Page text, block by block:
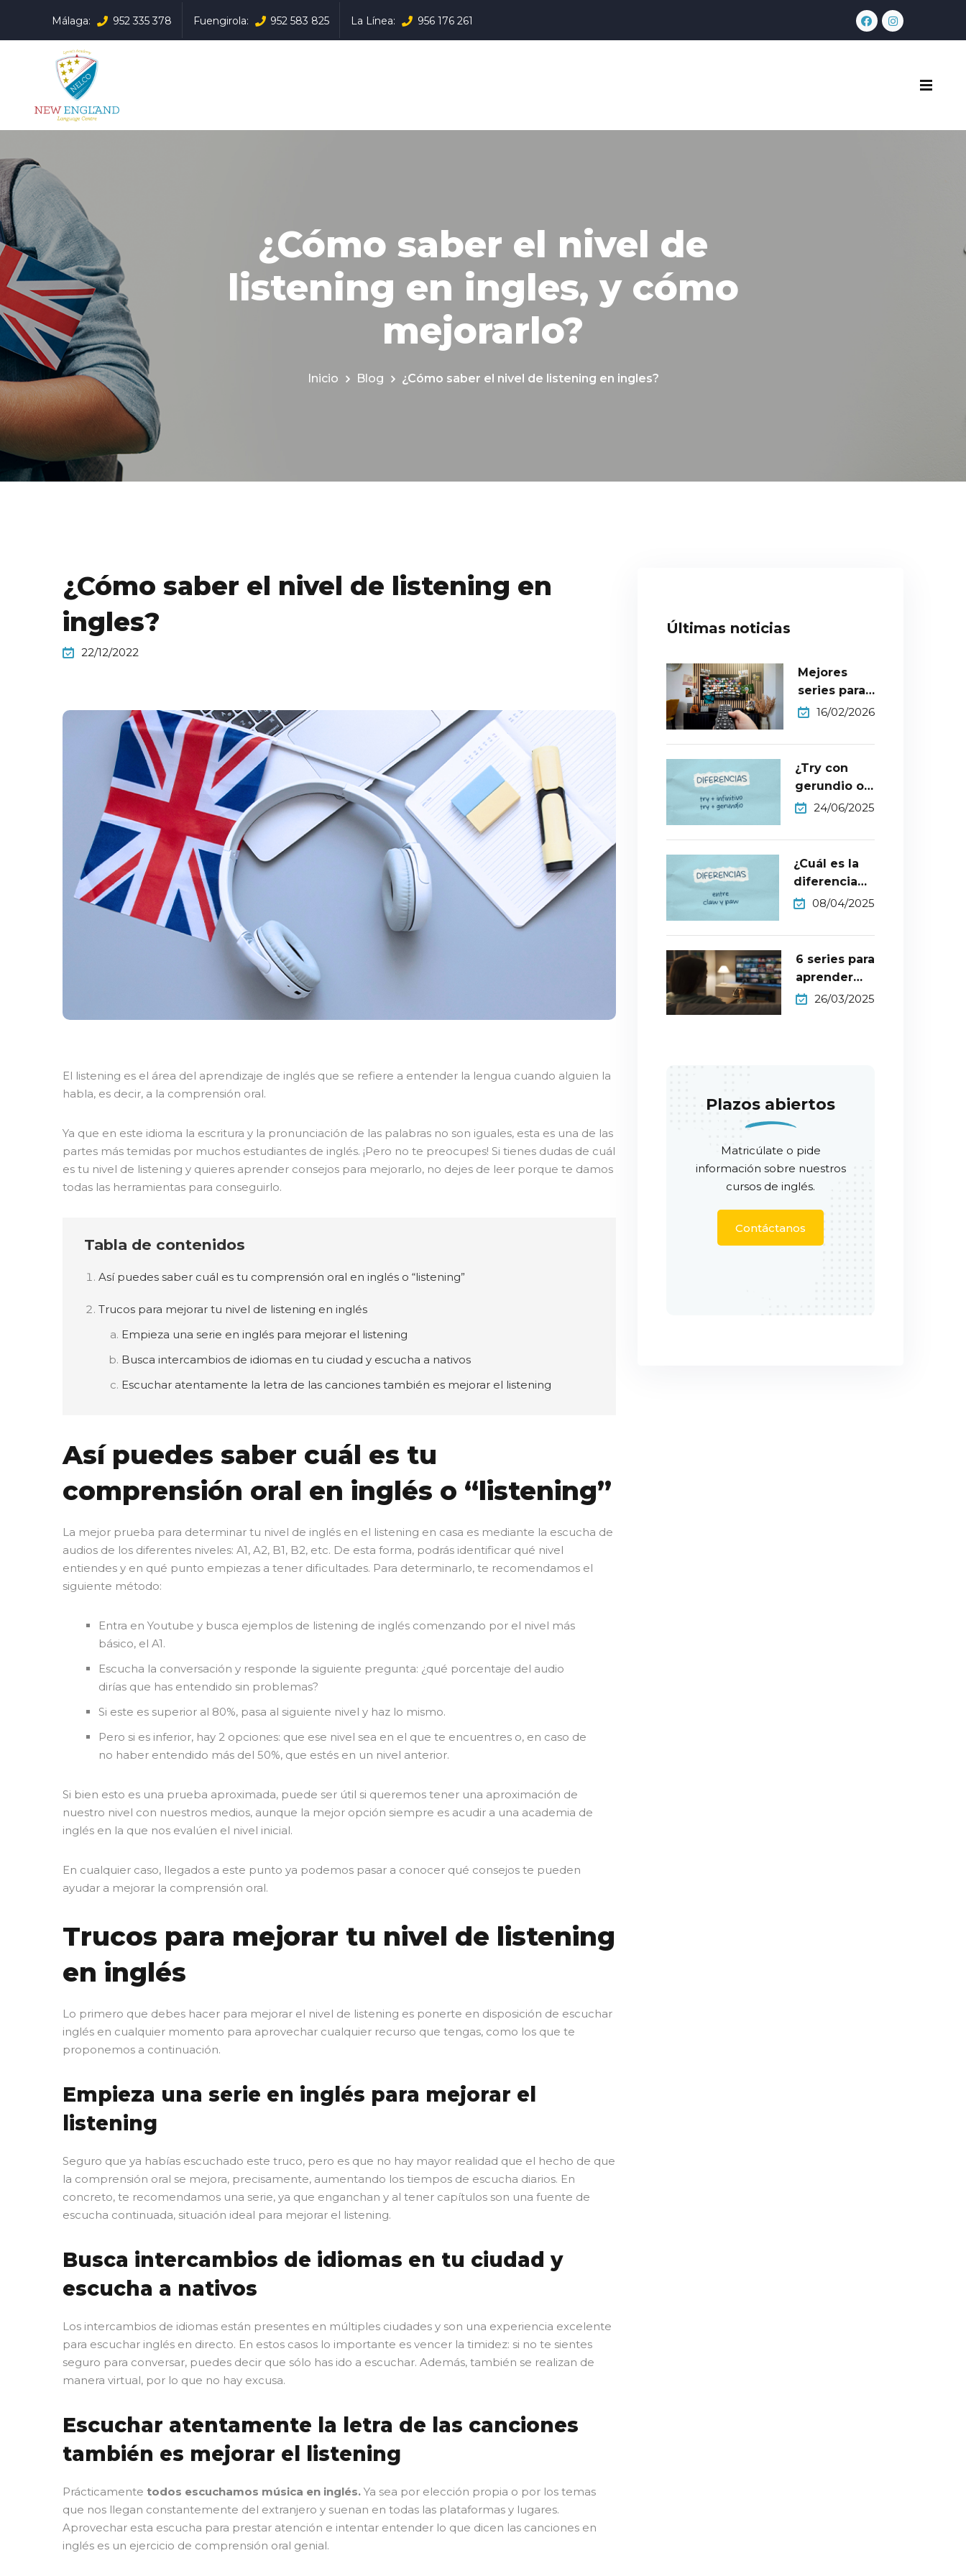
Málaga: 952 335 378 Fuengirola: 952 583 825 La Línea: 956 176 261
¿Cómo saber el nivel de
listening en ingles, y cómo
mejorarlo?
Inicio Blog ¿Cómo saber el nivel de listening en ingles?
¿Cómo saber el nivel de listening en
ingles?
22/12/2022
El listening es el área del aprendizaje de inglés que se refiere a entender la lengua cuando alguien la
habla, es decir, a la comprensión oral.
Ya que en este idioma la escritura y la pronunciación de las palabras no son iguales, esta es una de las
partes más temidas por muchos estudiantes de inglés. ¡Pero no te preocupes! Si tienes dudas de cuál
es tu nivel de listening y quieres aprender consejos para mejorarlo, no dejes de leer porque te damos
todas las herramientas para conseguirlo.
Tabla de contenidos
Así puedes saber cuál es tu comprensión oral en inglés o “listening”
Trucos para mejorar tu nivel de listening en inglés
Empieza una serie en inglés para mejorar el listening
Busca intercambios de idiomas en tu ciudad y escucha a nativos
Escuchar atentamente la letra de las canciones también es mejorar el listening
Así puedes saber cuál es tu
comprensión oral en inglés o “listening”
La mejor prueba para determinar tu nivel de inglés en el listening en casa es mediante la escucha de
audios de los diferentes niveles: A1, A2, B1, B2, etc. De esta forma, podrás identificar qué nivel
entiendes y en qué punto empiezas a tener dificultades. Para determinarlo, te recomendamos el
siguiente método:
Entra en Youtube y busca ejemplos de listening de inglés comenzando por el nivel más
básico, el A1.
Escucha la conversación y responde la siguiente pregunta: ¿qué porcentaje del audio
dirías que has entendido sin problemas?
Si este es superior al 80%, pasa al siguiente nivel y haz lo mismo.
Pero si es inferior, hay 2 opciones: que ese nivel sea en el que te encuentres o, en caso de
no haber entendido más del 50%, que estés en un nivel anterior.
Si bien esto es una prueba aproximada, puede ser útil si queremos tener una aproximación de
nuestro nivel con nuestros medios, aunque la mejor opción siempre es acudir a una academia de
inglés en la que nos evalúen el nivel inicial.
En cualquier caso, llegados a este punto ya podemos pasar a conocer qué consejos te pueden
ayudar a mejorar la comprensión oral.
Trucos para mejorar tu nivel de listening
en inglés
Lo primero que debes hacer para mejorar el nivel de listening es ponerte en disposición de escuchar
inglés en cualquier momento para aprovechar cualquier recurso que tengas, como los que te
proponemos a continuación.
Empieza una serie en inglés para mejorar el
listening
Seguro que ya habías escuchado este truco, pero es que no hay mayor realidad que el hecho de que
la comprensión oral se mejora, precisamente, aumentando los tiempos de escucha diarios. En
concreto, te recomendamos una serie, ya que enganchan y al tener capítulos son una fuente de
escucha continuada, situación ideal para mejorar el listening.
Busca intercambios de idiomas en tu ciudad y
escucha a nativos
Los intercambios de idiomas están presentes en múltiples ciudades y son una experiencia excelente
para escuchar inglés en directo. En estos casos lo importante es vencer la timidez: si no te sientes
seguro para conversar, puedes decir que sólo has ido a escuchar. Además, también se realizan de
manera virtual, por lo que no hay excusa.
Escuchar atentamente la letra de las canciones
también es mejorar el listening
Prácticamente todos escuchamos música en inglés. Ya sea por elección propia o por los temas
que nos llegan constantemente del extranjero y suenan en todas las plataformas y lugares.
Aprovechar esta escucha para prestar atención e intentar entender lo que dicen las canciones en
inglés es un ejercicio de comprensión oral genial.
Últimas noticias
Mejores
series para
aprender
B2​
16/02/2026
¿Try con
gerundio o
infinitivo?
24/06/2025
¿Cuál es la
diferencia
entre claw y
08/04/2025
6 series para
aprender
inglés nivel
26/03/2025
Plazos abiertos
Matricúlate o pide
información sobre nuestros
cursos de inglés.
Contáctanos